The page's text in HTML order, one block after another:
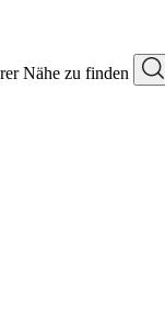
Nähe zu finden